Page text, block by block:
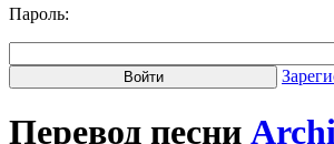
Пароль:
Перевод песни